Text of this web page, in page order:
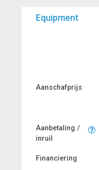
Equipment
Aanschafprijs
Aanbetaling /
inruil
Financiering